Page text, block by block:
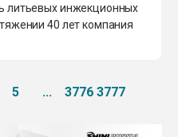
литьевых инжекционных
40 лет компания
5 ... 3776 3777